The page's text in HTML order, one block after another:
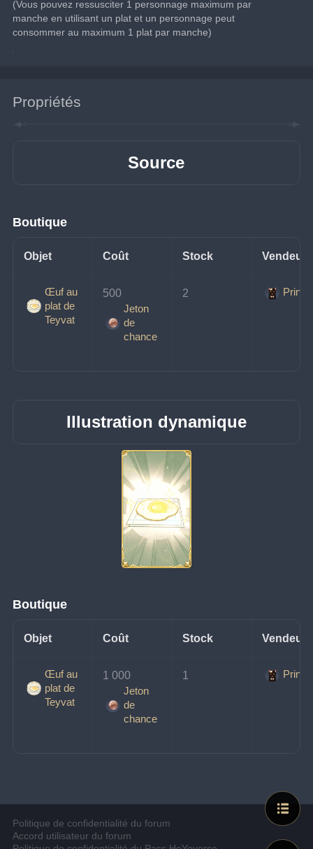
(Vous pouvez ressusciter 1 personnage maximum par
manche en utilisant un plat et un personnage peut
consommer au maximum 1 plat par manche)
Propriétés
Source
Boutique
Objet Coût Stock Vendeur
Œuf au
plat de
Teyvat
500
Jeton
de
chance
2 Prince
Illustration dynamique
Boutique
Objet Coût Stock Vendeur
Œuf au
plat de
Teyvat
1 000
Jeton
de
chance
1 Prince
Politique de confidentialité du forum
Accord utilisateur du forum